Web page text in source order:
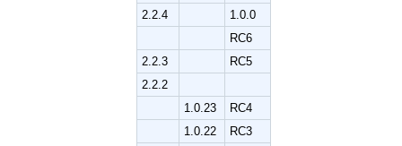
2.2.4
1.0.0
RC6
2.2.3
RC5
2.2.2
1.0.23
RC4
1.0.22
RC3